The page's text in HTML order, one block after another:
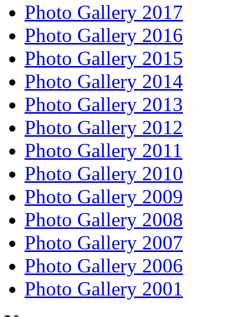
Photo Gallery 2017
Photo Gallery 2016
Photo Gallery 2015
Photo Gallery 2014
Photo Gallery 2013
Photo Gallery 2012
Photo Gallery 2011
Photo Gallery 2010
Photo Gallery 2009
Photo Gallery 2008
Photo Gallery 2007
Photo Gallery 2006
Photo Gallery 2001